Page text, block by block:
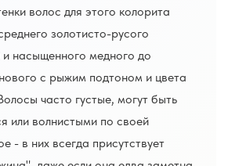
волос для этого колорита
золотисто-русого
насыщенного медного до
с рыжим подтоном и цвета
часто густые, могут быть
или волнистыми по своей
- в них всегда присутствует